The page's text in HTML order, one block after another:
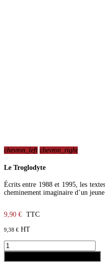
chevron_left chevron_right
Le Troglodyte
Écrits entre 1988 et 1995, les
cheminement imaginaire d’un
9,90 € TTC
9,38 € HT